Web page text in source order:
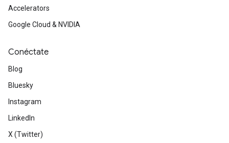
Accelerators
Google Cloud & NVIDIA
Conéctate
Blog
Bluesky
Instagram
LinkedIn
X (Twitter)